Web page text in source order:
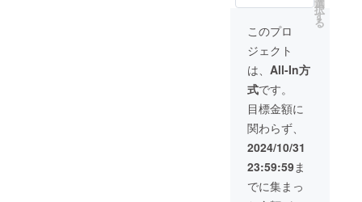
負担と
す。 ＜
所要時
日全日
程チ
ケット
です。
約2時間
＜料金
＞
ファイ
ち入門
に必要
なもの
・60分
オンラ
イン意
見交換
チケッ
様分、
有効期
限 送
カー1枚
（名刺
サイ
ズ） ・
最新の
研究を
まとめ
たpdf
ファイ
ル ・今
回のセ
ミナー
に用い
たすべ
選
択
す
る
このプロ
ジェクト
は、 All-In方
式です。
目標金額に
関わらず、
2024/10/31
23:59:59ま
でに集まっ